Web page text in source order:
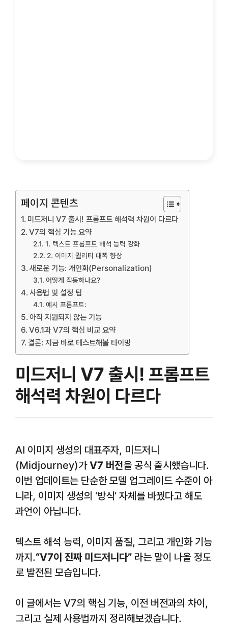
페이지 콘텐츠
미드저니 V7 출시! 프롬프트 해석력 차원이 다르다
V7의 핵심 기능 요약
1. 텍스트 프롬프트 해석 능력 강화
2. 이미지 퀄리티 대폭 향상
새로운 기능: 개인화(Personalization)
어떻게 작동하나요?
사용법 및 설정 팁
예시 프롬프트:
아직 지원되지 않는 기능
V6.1과 V7의 핵심 비교 요약
결론: 지금 바로 테스트해볼 타이밍
미드저니 V7 출시! 프롬프트
해석력 차원이 다르다
AI 이미지 생성의 대표주자, 미드저니
(Midjourney)가V7 버전을 공식 출시했습니다.
이번 업데이트는 단순한 모델 업그레이드 수준이 아
니라, 이미지 생성의 ‘방식’ 자체를 바꿨다고 해도
과언이 아닙니다.
텍스트 해석 능력, 이미지 품질, 그리고 개인화 기능
까지.“V7이 진짜 미드저니다” 라는 말이 나올 정도
로 발전된 모습입니다.
이 글에서는 V7의 핵심 기능, 이전 버전과의 차이,
그리고 실제 사용법까지 정리해보겠습니다.